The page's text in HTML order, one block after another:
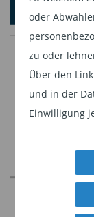
oder
zu oder
Über den
und in der
Einwilligung
stellt die
für jedes
Partner
Wacker
Wacker
des Hidden
innovativen
Baustelle